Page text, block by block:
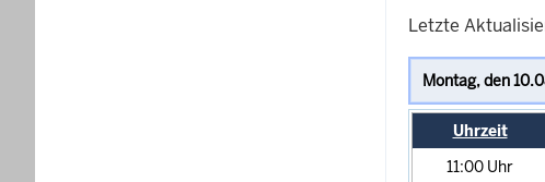
Letzte
Uhrzeit
11:00 Uhr